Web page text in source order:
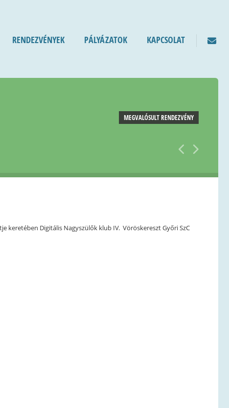
RENDEZVÉNYEK PÁLYÁZATOK KAPCSOLAT
MEGVALÓSULT RENDEZVÉNY
keretében Digitális Nagyszülők klub IV. Vöröskereszt Győri SzC